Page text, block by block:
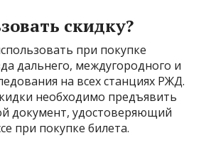
скидку?
при покупке
дальнего, междугородного и
на всех станциях РЖД.
необходимо предъявить
документ, удостоверяющий
при покупке билета.